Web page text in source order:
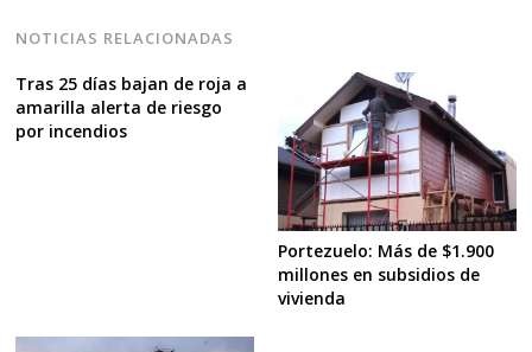
NOTICIAS RELACIONADAS
Tras 25 días bajan de roja a
amarilla alerta de riesgo
por incendios
Portezuelo: Más de $1.900
millones en subsidios de
vivienda